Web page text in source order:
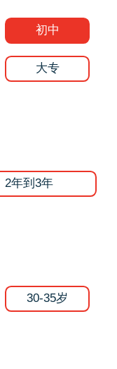
初中
大专
2年到3年
30-35岁